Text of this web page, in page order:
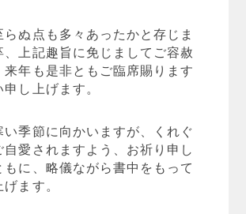
らぬ点も多々あったかと存じま
、上記趣旨に免じましてご容赦
来年も是非ともご臨席賜ります
し上げます。
い季節に向かいますが、くれぐ
自愛されますよう、お祈り申し
もに、略儀ながら書中をもって
ます。